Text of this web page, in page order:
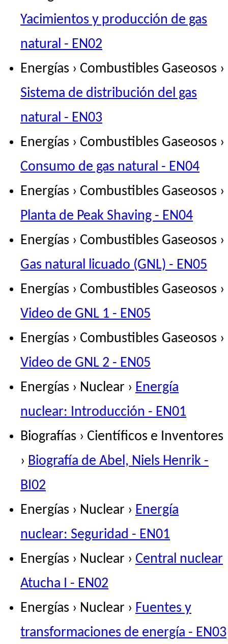
Yacimientos y producción de gas
natural - EN02
Energías › Combustibles Gaseosos ›
Sistema de distribución del gas
natural - EN03
Energías › Combustibles Gaseosos ›
Consumo de gas natural - EN04
Energías › Combustibles Gaseosos ›
Planta de Peak Shaving - EN04
Energías › Combustibles Gaseosos ›
Gas natural licuado (GNL) - EN05
Energías › Combustibles Gaseosos ›
Video de GNL 1 - EN05
Energías › Combustibles Gaseosos ›
Video de GNL 2 - EN05
Energías › Nuclear › Energía
nuclear: Introducción - EN01
Biografías › Científicos e Inventores
› Biografía de Abel, Niels Henrik -
BI02
Energías › Nuclear › Energía
nuclear: Seguridad - EN01
Energías › Nuclear › Central nuclear
Atucha I - EN02
Energías › Nuclear › Fuentes y
transformaciones de energía - EN03